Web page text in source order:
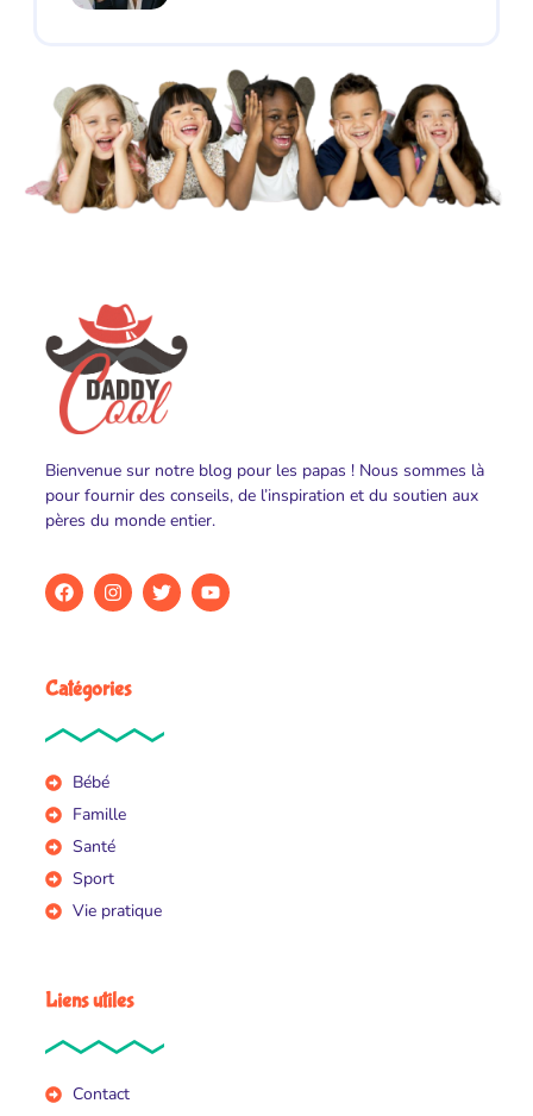
Bienvenue sur notre blog pour les papas ! Nous sommes là
pour fournir des conseils, de l’inspiration et du soutien aux
pères du monde entier.
Catégories
Bébé
Famille
Santé
Sport
Vie pratique
Liens utiles
Contact